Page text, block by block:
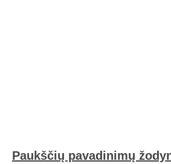
Paukščių pavadinimų